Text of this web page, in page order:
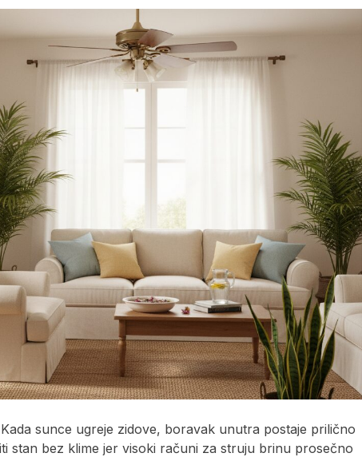
sunce ugreje zidove, boravak unutra postaje prilično
stan bez klime jer visoki računi za struju brinu prosečno